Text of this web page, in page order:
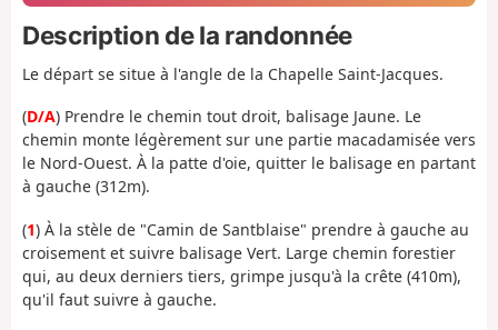
Description de la randonnée
Le départ se situe à l'angle de la Chapelle Saint-Jacques.
(D/A) Prendre le chemin tout droit, balisage Jaune. Le
chemin monte légèrement sur une partie macadamisée vers
le Nord-Ouest. À la patte d'oie, quitter le balisage en partant
à gauche (312m).
(1) À la stèle de "Camin de Santblaise" prendre à gauche au
croisement et suivre balisage Vert. Large chemin forestier
qui, au deux derniers tiers, grimpe jusqu'à la crête (410m),
qu'il faut suivre à gauche.